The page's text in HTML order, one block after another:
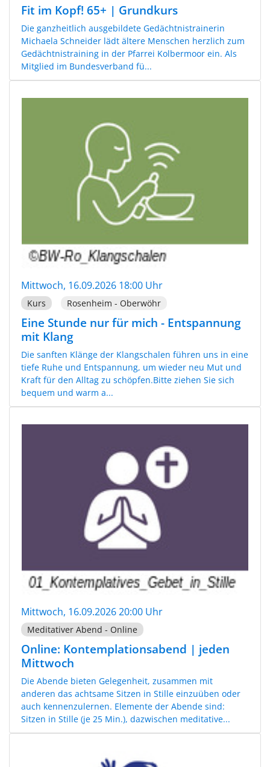
Fit im Kopf! 65+ | Grundkurs
Die ganzheitlich ausgebildete Gedächtnistrainerin
Michaela Schneider lädt ältere Menschen herzlich zum
Gedächtnistraining in der Pfarrei Kolbermoor ein. Als
Mitglied im Bundesverband fü...
Mittwoch, 16.09.2026 18:00 Uhr
Kurs Rosenheim - Oberwöhr
Eine Stunde nur für mich - Entspannung
mit Klang
Die sanften Klänge der Klangschalen führen uns in eine
tiefe Ruhe und Entspannung, um wieder neu Mut und
Kraft für den Alltag zu schöpfen.Bitte ziehen Sie sich
bequem und warm a...
Mittwoch, 16.09.2026 20:00 Uhr
Meditativer Abend - Online
Online: Kontemplationsabend | jeden
Mittwoch
Die Abende bieten Gelegenheit, zusammen mit
anderen das achtsame Sitzen in Stille einzuüben oder
auch kennenzulernen. Elemente der Abende sind:
Sitzen in Stille (je 25 Min.), dazwischen meditative...